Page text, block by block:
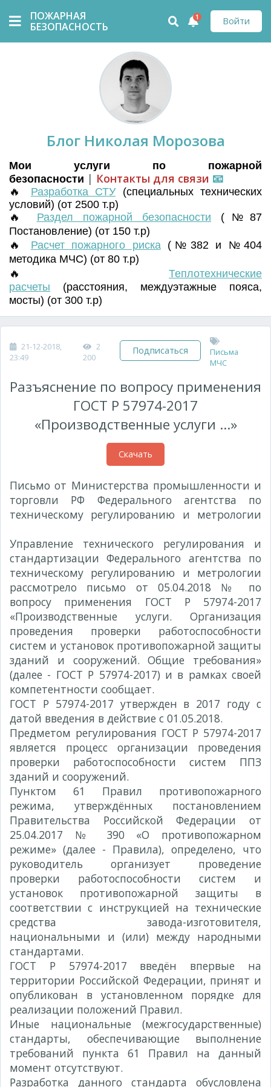
ПОЖАРНАЯ
БЕЗОПАСНОСТЬ
Войти
1
Блог Николая Морозова
Мои услуги по пожарной
безопасности | Контакты для связи 📧
🔥 Разработка СТУ (специальных технических
условий) (от 2500 т.р)
🔥 Раздел пожарной безопасности (№87
Постановление) (от 150 т.р)
🔥 Расчет пожарного риска(№382 и №404
методика МЧС) (от 80 т.р)
🔥 Теплотехнические
расчеты (расстояния, междуэтажные пояса,
мосты) (от 300 т.р)
21-12-2018,
23:49
2
200
Подписаться
Письма
МЧС
Разъяснение по вопросу применения
ГОСТ Р 57974-2017
«Производственные услуги ...»
Скачать
Письмо от Министерства промышленности и
торговли РФ Федерального агентства по
техническому регулированию и метрологии
Управление технического регулирования и
стандартизации Федерального агентства по
техническому регулированию и метрологии
рассмотрело письмо от 05.04.2018 № по
вопросу применения ГОСТ Р 57974-2017
«Производственные услуги. Организация
проведения проверки работоспособности
систем и установок противопожарной защиты
зданий и сооружений. Общие требования»
(далее - ГОСТ Р 57974-2017) и в рамках своей
компетентности сообщает.
ГОСТ Р 57974-2017 утвержден в 2017 году с
датой введения в действие с 01.05.2018.
Предметом регулирования ГОСТ Р 57974-2017
является процесс организации проведения
проверки работоспособности систем ППЗ
зданий и сооружений.
Пунктом 61 Правил противопожарного
режима, утверждённых постановлением
Правительства Российской Федерации от
25.04.2017 № 390 «О противопожарном
режиме» (далее - Правила), определено, что
руководитель организует проведение
проверки работоспособности систем и
установок противопожарной защиты в
соответствии с инструкцией на технические
средства завода-изготовителя,
национальными и (или) между народными
стандартами.
ГОСТ Р 57974-2017 введён впервые на
территории Российской Федерации, принят и
опубликован в установленном порядке для
реализации положений Правил.
Иные национальные (межгосударственные)
стандарты, обеспечивающие выполнение
требований пункта 61 Правил на данный
момент отсутствуют.
Разработка данного стандарта обусловлена